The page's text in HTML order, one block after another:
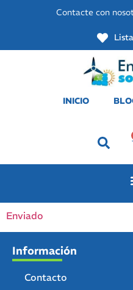
Contacte con
INICIO
Enviado
Información
Contacto